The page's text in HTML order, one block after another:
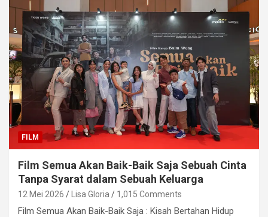
FILM
Film Semua Akan Baik-Baik Saja Sebuah Cinta
Tanpa Syarat dalam Sebuah Keluarga
12 Mei 2026 Lisa Gloria 1,015 Comments
Film Semua Akan Baik-Baik Saja : Kisah Bertahan Hidup